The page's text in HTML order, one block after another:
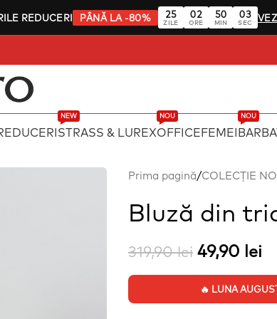
REDUCERI PÂNĂ LA -80% 25
ZILE
02
ORE
50
MIN
02
SEC
STRASS & LUREX
NEW
OFFICE
NOU
FEMEI
NOU
Prima pagină/COLECȚIE
Bluză din
319,90lei 49,90 lei
🔥 LUNA